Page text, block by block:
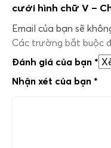
cưới hình chữ V –
Email của bạn sẽ
Các trường bắt buộc
Đánh giá của bạn *
Nhận xét của bạn *